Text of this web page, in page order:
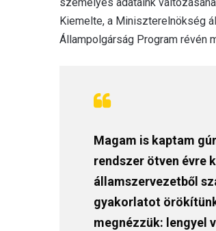
Kiemelte, a Miniszterelnökség
Állampolgárság Program révén
Magam is kaptam
rendszer ötven évre
államszervezetből
gyakorlatot
megnézzük: lengyel